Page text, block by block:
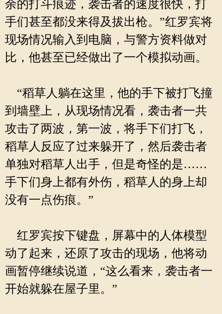
余的打斗痕迹，袭击者的速度很快，打
手们甚至都没来得及拔出枪。”红罗宾将
现场情况输入到电脑，与警方资料做对
比，他甚至已经做出了一个模拟动画。
“稻草人躺在这里，他的手下被打飞撞
到墙壁上，从现场情况看，袭击者一共
攻击了两波，第一波，将手下们打飞，
稻草人反应了过来躲开了，然后袭击者
单独对稻草人出手，但是奇怪的是……
手下们身上都有外伤，稻草人的身上却
没有一点伤痕。”
红罗宾按下键盘，屏幕中的人体模型
动了起来，还原了攻击的现场，他将动
画暂停继续说道，“这么看来，袭击者一
开始就躲在屋子里。”